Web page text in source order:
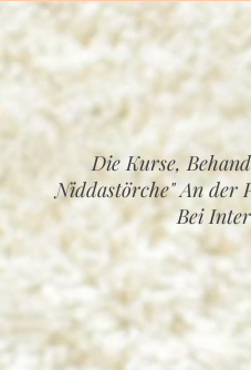
Die Kurse,
Niddastörche" An der
Bei